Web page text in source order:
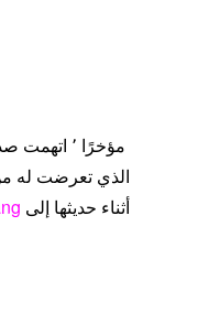
مؤخرًا ٬ اتهمت صديقة طفولة سابقة
الذي تعرضت له
أثناء حديثها إلى